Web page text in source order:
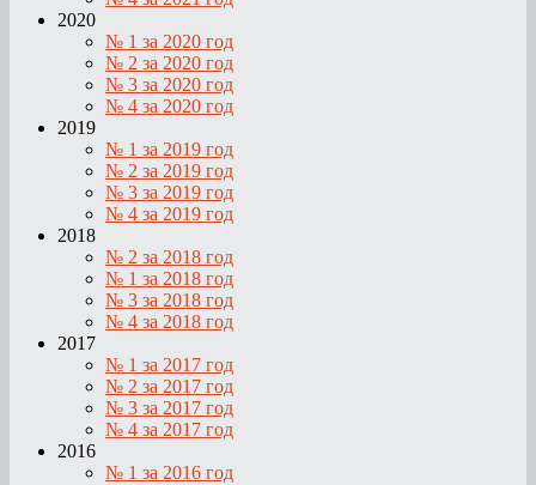
2020
№ 1 за 2020 год
№ 2 за 2020 год
№ 3 за 2020 год
№ 4 за 2020 год
2019
№ 1 за 2019 год
№ 2 за 2019 год
№ 3 за 2019 год
№ 4 за 2019 год
2018
№ 2 за 2018 год
№ 1 за 2018 год
№ 3 за 2018 год
№ 4 за 2018 год
2017
№ 1 за 2017 год
№ 2 за 2017 год
№ 3 за 2017 год
№ 4 за 2017 год
2016
№ 1 за 2016 год